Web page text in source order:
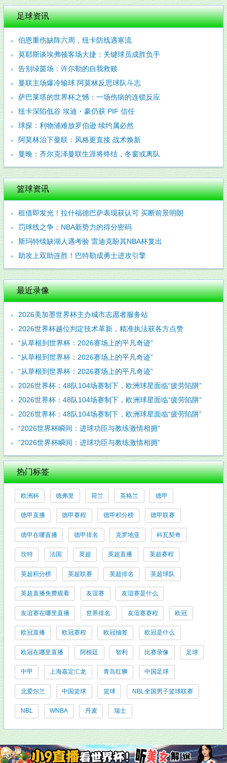
足球资讯
伯恩重伤缺阵六周，纽卡防线遇寒流
莫耶斯谈埃弗顿客场大捷：关键球员成胜负手
告别绿茵场：许尔勒的自我救赎
曼联主场爆冷输球 阿莫林反思球队斗志
萨巴莱塔的世界杯之憾：一场伤病的连锁反应
纽卡深陷低谷 埃迪・豪仍获 PIF 信任
球探：利物浦难放罗伯逊 续约属必然
阿莫林治下曼联：风格更直接 战术焕新
曼晚：齐尔克泽曼联生涯将终结，冬窗或离队
篮球资讯
租借即发光！拉什福德巴萨表现获认可 买断前景明朗
罚球线之争：NBA新势力的得分密码
斯玛特续缺湖人遇考验 雷迪克盼其NBA杯复出
助攻上双助连胜！巴特勒成勇士进攻引擎
最近录像
2026美加墨世界杯主办城市志愿者服务站
2026世界杯越位判定技术革新，精准执法获各方点赞
“从草根到世界杯：2026赛场上的平凡奇迹”
“从草根到世界杯：2026赛场上的平凡奇迹”
“从草根到世界杯：2026赛场上的平凡奇迹”
2026世界杯：48队104场赛制下，欧洲球星面临“疲劳陷阱”
2026世界杯：48队104场赛制下，欧洲球星面临“疲劳陷阱”
2026世界杯：48队104场赛制下，欧洲球星面临“疲劳陷阱”
“2026世界杯瞬间：进球功臣与教练激情相拥”
“2026世界杯瞬间：进球功臣与教练激情相拥”
热门标签
欧洲杯 德弗里 荷兰 英格兰 德甲
德甲直播 德甲赛程 德甲积分榜 德甲联赛
德甲在哪直播 德甲排名 克罗地亚 科瓦契奇
坎特 法国 英超 英超直播 英超赛程
英超积分榜 英超联赛 英超排名 英超球队
英超直播免费观看 友谊赛 友谊赛是什么
友谊赛在哪里直播 世界排名 友谊赛赛程 欧冠
欧冠直播 欧冠赛程 欧冠抽签 欧冠是什么
欧冠在哪里直播 阿根廷 智利 比赛录像 足球
中甲 上海嘉定汇龙 青岛红狮 中国足球
北爱尔兰 中国篮球 篮球 NBL全国男子篮球联赛
NBL WNBA 丹麦 瑞士
友情链接: